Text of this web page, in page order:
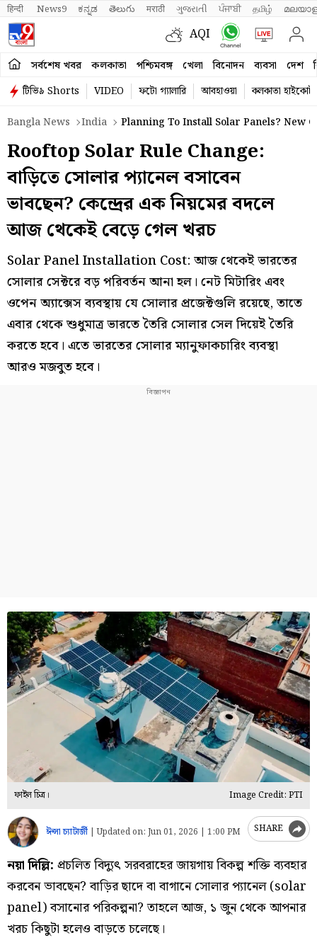
हिन्दी News9 ಕನ್ನಡ తెలుగు मराठी ગુજરાતી ਪੰਜਾਬੀ தமிழ்
AQI
সর্বশেষ খবর কলকাতা পশ্চিমবঙ্গ খেলা বিনোদন ব্যবসা দেশ
টিভি৯ Shorts VIDEO ফটো গ্যালারি আবহাওয়া
কলকাতা হাইকোর্ট
Bangla News
India Planning To Install Solar Panels? New
Rooftop Solar Rule Change:
বাড়িতে সোলার প্যানেল বসাবেন
ভাবছেন? কেন্দ্রের এক নিয়মের বদলে
আজ থেকেই বেড়ে গেল খরচ
Solar Panel Installation Cost: আজ থেকেই ভারতের
সোলার সেক্টরে বড় পরিবর্তন আনা হল। নেট মিটারিং এবং
ওপেন অ্যাক্সেস ব্যবস্থায় যে সোলার প্রজেক্টগুলি রয়েছে, তাতে
এবার থেকে শুধুমাত্র ভারতে তৈরি সোলার সেল দিয়েই তৈরি
করতে হবে। এতে ভারতের সোলার ম্যানুফাকচারিং ব্যবস্থা
আরও মজবুত হবে।
ফাইল চিত্র। Image Credit: PTI
ঈপ্সা চ্যাটার্জী |Updated on: Jun 01, 2026 | 1:00 PM SHARE
নয়া দিল্লি: প্রচলিত বিদ্যুৎ সরবরাহের জায়গায় বিকল্প শক্তি ব্যবহার
করবেন ভাবছেন? বাড়ির ছাদে বা বাগানে সোলার প্যানেল (solar
panel) বসানোর পরিকল্পনা? তাহলে আজ, ১ জুন থেকে আপনার
খরচ কিছুটা হলেও বাড়তে চলেছে।